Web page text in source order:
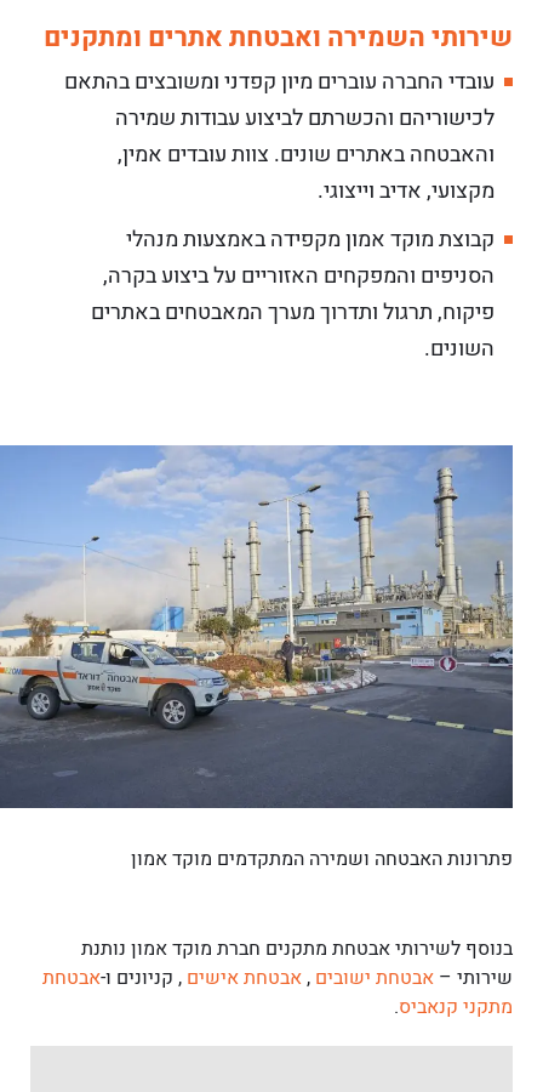
שירותי השמירה ואבטחת אתרים ומתקנים
עובדי החברה עוברים מיון קפדני ומשובצים בהתאם
לכישוריהם והכשרתם לביצוע עבודות שמירה
והאבטחה באתרים שונים. צוות עובדים אמין,
מקצועי, אדיב וייצוגי.
קבוצת מוקד אמון מקפידה באמצעות מנהלי
הסניפים והמפקחים האזוריים על ביצוע בקרה,
פיקוח, תרגול ותדרוך מערך המאבטחים באתרים
השונים.
פתרונות האבטחה ושמירה המתקדמים מוקד אמון
בנוסף לשירותי אבטחת מתקנים חברת מוקד אמון נותנת
שירותי – אבטחת ישובים ,אבטחת אישים , קניונים ו-אבטחת
מתקני קנאביס.